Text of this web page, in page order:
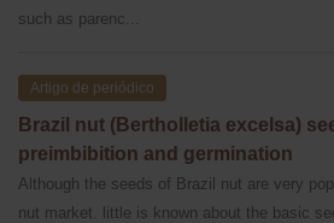
such as parenc...
Artigo de periódico
Brazil nut (Bertholletia excelsa)
preimbibition and germination
Although the seeds of Brazil nut are very
nut market. little is known about the basic